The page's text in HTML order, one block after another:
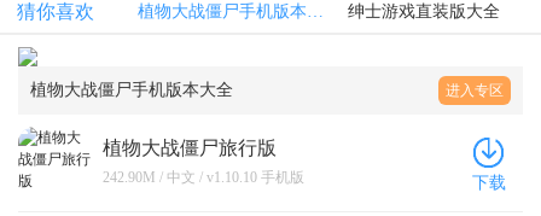
猜你喜欢 植物大战僵尸手机版本大全 绅士游戏直装版大全
植物大战僵尸手机版本大全 进入专区
植物大战僵尸旅行版
242.90M / 中文 / v1.10.10 手机版 下载